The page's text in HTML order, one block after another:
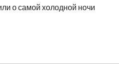
о самой холодной ночи